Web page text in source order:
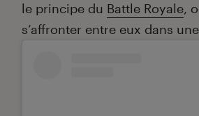
le principe du Battle Royale,
s’affronter entre eux dans